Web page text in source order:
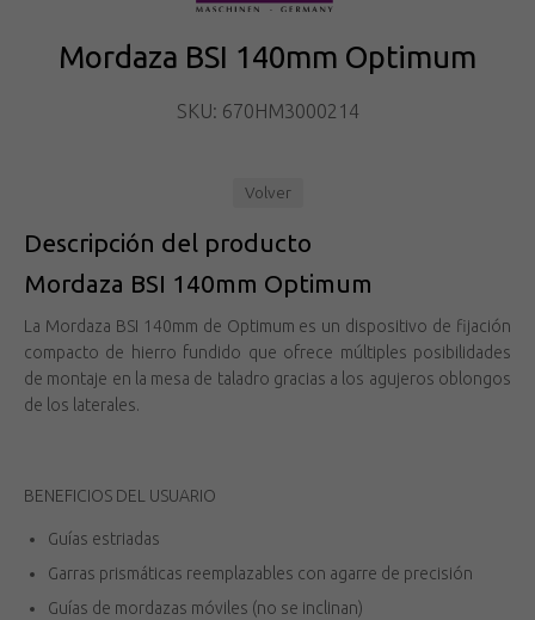
Mordaza BSI 140mm Optimum
SKU: 670HM3000214
Volver
Descripción del producto
Mordaza BSI 140mm Optimum
La Mordaza BSI 140mm de Optimum es un dispositivo de fijación
compacto de hierro fundido que ofrece múltiples posibilidades
de montaje en la mesa de taladro gracias a los agujeros oblongos
de los laterales.
BENEFICIOS DEL USUARIO
Guías estriadas
Garras prismáticas reemplazables con agarre de precisión
Guías de mordazas móviles (no se inclinan)